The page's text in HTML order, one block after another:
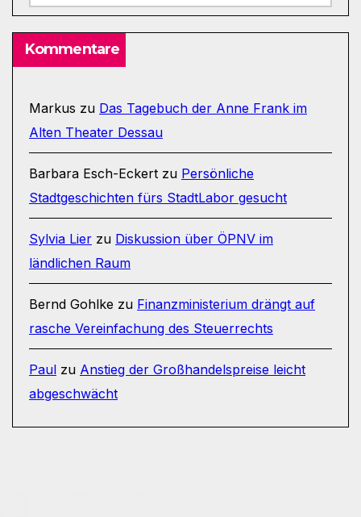
Kommentare
Markus zu Das Tagebuch der Anne Frank im
Alten Theater Dessau
Barbara Esch-Eckert zu Persönliche
Stadtgeschichten fürs StadtLabor gesucht
Sylvia Lier zu Diskussion über ÖPNV im
ländlichen Raum
Bernd Gohlke zu Finanzministerium drängt auf
rasche Vereinfachung des Steuerrechts
Paul zu Anstieg der Großhandelspreise leicht
abgeschwächt